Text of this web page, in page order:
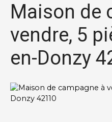
Acheter Vendre
Maison de
vendre, 5
en-Donzy